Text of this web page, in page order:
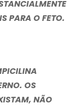
PARA O FETO.
OS
NÃO